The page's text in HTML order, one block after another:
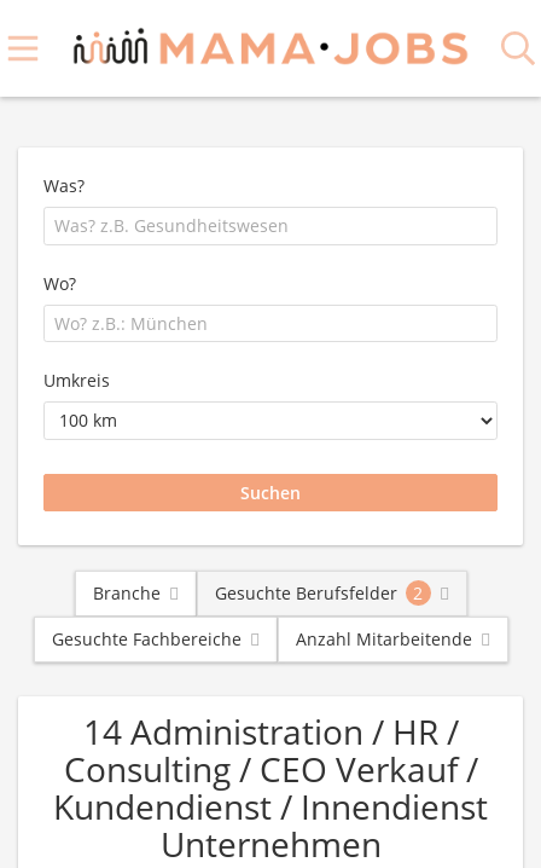
Was?
Wo?
Umkreis
Branche Gesuchte Berufsfelder
2
Gesuchte Fachbereiche
Anzahl Mitarbeitende
14 Administration / HR /
Consulting / CEO Verkauf /
Kundendienst / Innendienst
Unternehmen